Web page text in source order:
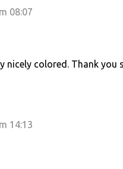
08:07
nicely colored. Thank
14:13